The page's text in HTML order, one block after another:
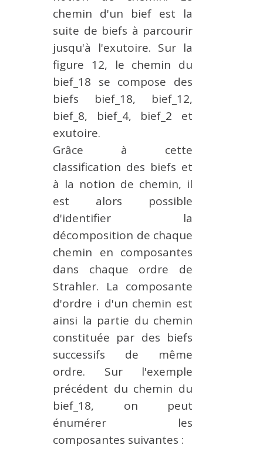
chemin d'un bief est la
suite de biefs à parcourir
jusqu'à l'exutoire. Sur la
figure 12, le chemin du
bief_18 se compose des
biefs bief_18, bief_12,
bief_8, bief_4, bief_2 et
exutoire.
Grâce à cette
classification des biefs et
à la notion de chemin, il
est alors possible
d'identifier la
décomposition de chaque
chemin en composantes
dans chaque ordre de
Strahler. La composante
d'ordre i d'un chemin est
ainsi la partie du chemin
constituée par des biefs
successifs de même
ordre. Sur l'exemple
précédent du chemin du
bief_18, on peut
énumérer les
composantes suivantes :